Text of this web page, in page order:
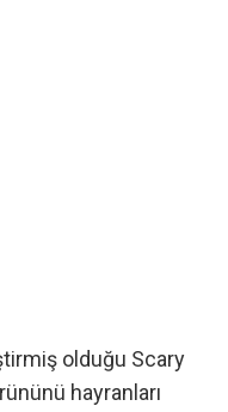
olduğu Scary
hayranları